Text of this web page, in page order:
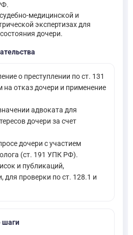
медицинской и
экспертизах для
дочери.
о преступлении по ст. 131
отказ дочери и применение
адвоката для
дочери за счет
дочери с участием
(ст. 191 УПК РФ).
и публикаций,
для проверки по ст. 128.1 и
шаги